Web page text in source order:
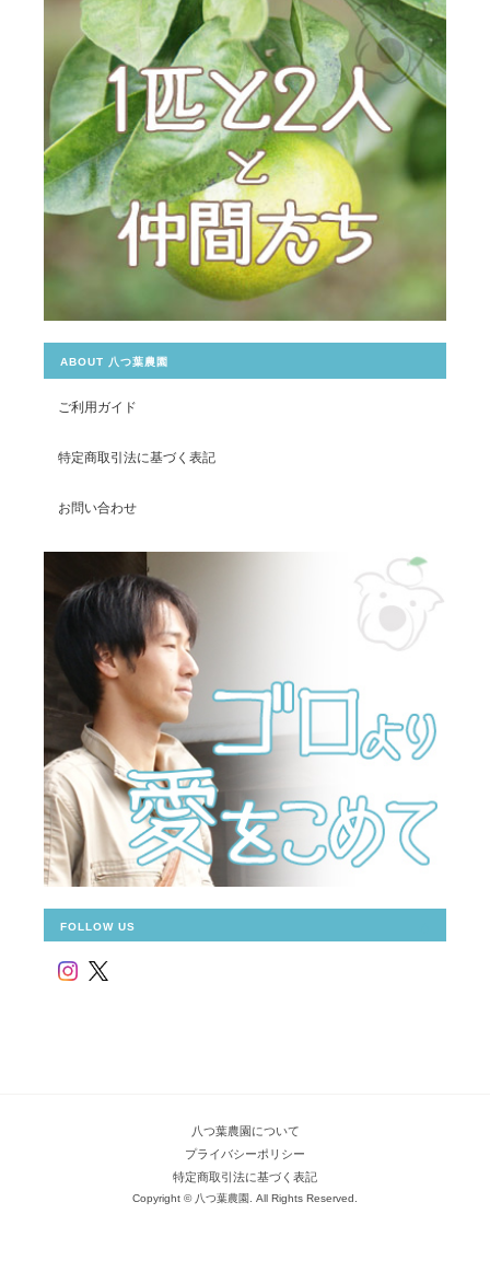
ABOUT 八つ葉農園
ご利用ガイド
特定商取引法に基づく表記
お問い合わせ
FOLLOW US
八つ葉農園について
プライバシーポリシー
特定商取引法に基づく表記
Copyright © 八つ葉農園. All Rights Reserved.